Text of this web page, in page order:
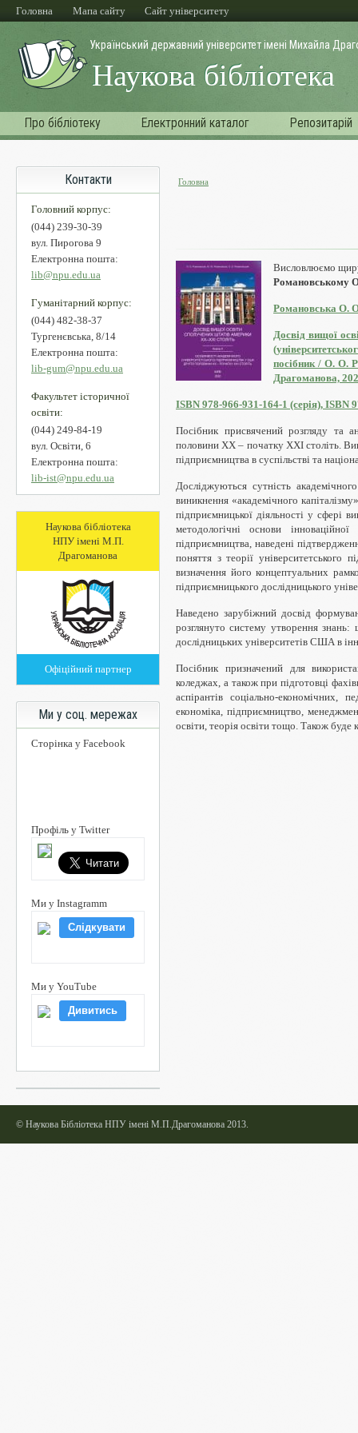
Перейти до основного матеріалу
Головна Мапа сайту Cайт університету
Український державний університет імені Михайла
Наукова бібліотека
Про бібліотеку Електронний каталог Репозитарій
Контакти
Головний корпус:
(044) 239-30-39
вул. Пирогова 9
Електронна пошта:
lib@npu.edu.ua
Гуманітарний корпус:
(044) 482-38-37
Тургенєвська, 8/14
Електронна пошта:
lib-gum@npu.edu.ua
Факультет історичної
освіти:
(044) 249-84-19
вул. Освіти, 6
Електронна пошта:
lib-ist@npu.edu.ua
Наукова бібліотека
НПУ імені М.П.
Драгоманова
Офіційний партнер
Ми у соц. мережах
Сторінка у Facebook
Профіль у Twitter
Ми у Instagramm
Слідкувати
Ми у YouTube
Дивитись
Ви є тут
Головна
Висловлюємо
Романовському
Романовська О.
Досвід вищої
посібник / О. О.
Драгоманова,
ISBN 978-966-931-164-1 (серія), ISBN
Посібник присвячений розгляду та
половини ХХ – початку ХХІ століть.
підприємництва в суспільстві та
Досліджуються сутність
виникнення «академічного
підприємницької діяльності у сфері
методологічні основи
підприємництва, наведені
поняття з теорії університетського
визначення його концептуальних
підприємницького дослідницького
Наведено зарубіжний досвід
розглянуто систему утворення знань:
дослідницьких університетів США в
Посібник призначений для
коледжах, а також при підготовці
аспірантів соціально-економічних,
економіка, підприємництво,
освіти, теорія освіти тощо. Також буде
© Наукова Бібліотека НПУ імені М.П.Драгоманова 2013.